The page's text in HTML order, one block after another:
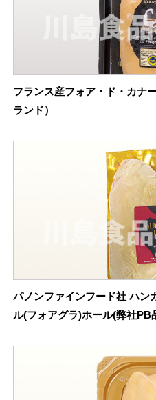
フランス産フォア・ド・カナ
ランド）
パノンファインフード社 ハン
ル(フォアグラ)ホール(弊社PB